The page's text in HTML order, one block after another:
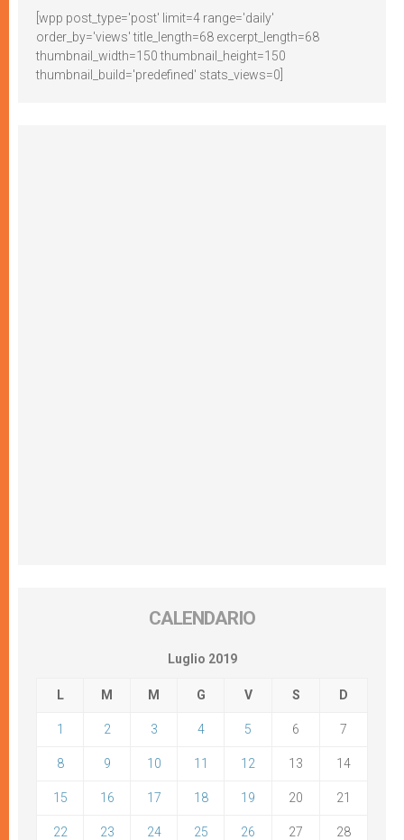
[wpp post_type='post' limit=4 range='daily'
order_by='views' title_length=68 excerpt_length=68
thumbnail_width=150 thumbnail_height=150
thumbnail_build='predefined' stats_views=0]
CALENDARIO
Luglio 2019
L M M G V S D
1 2 3 4 5 6 7
8 9 10 11 12 13 14
15 16 17 18 19 20 21
22 23 24 25 26 27 28